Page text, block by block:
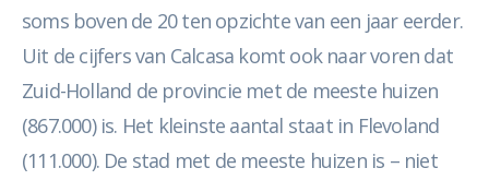
soms boven de 20 ten opzichte van een jaar eerder.
Uit de cijfers van Calcasa komt ook naar voren dat
Zuid-Holland de provincie met de meeste huizen
(867.000) is. Het kleinste aantal staat in Flevoland
(111.000). De stad met de meeste huizen is – niet